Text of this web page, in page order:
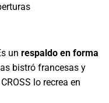
un respaldo en forma
bistró francesas y
lo recrea en